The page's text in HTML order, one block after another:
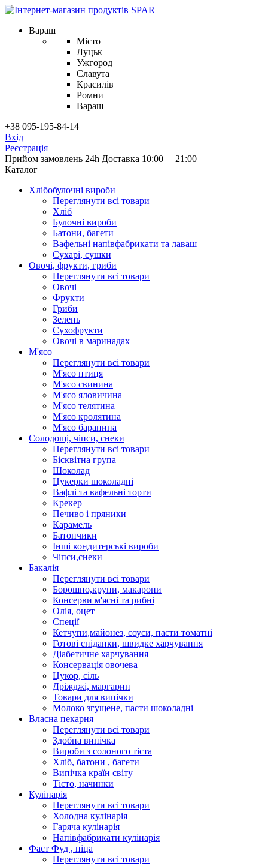
Вараш
Місто
Луцьк
Ужгород
Славута
Красилів
Ромни
Вараш
+38 095-195-84-14
Вхід
Реєстрація
Прийом замовлень 24h Доставка 10:00 —21:00
Каталог
Хлібобулочні вироби
Переглянути всі товари
Хліб
Булочні вироби
Батони, багети
Вафельні напівфабрикати та лаваш
Сухарі, сушки
Овочі, фрукти, гриби
Переглянути всі товари
Овочі
Фрукти
Гриби
Зелень
Сухофрукти
Овочі в маринадах
М'ясо
Переглянути всі товари
М'ясо птиця
М'ясо свинина
М'ясо яловичина
М'ясо телятина
М'ясо кролятина
М'ясо баранина
Солодощі, чіпси, снеки
Переглянути всі товари
Бісквітна група
Шоколад
Цукерки шоколадні
Вафлі та вафельні торти
Крекер
Печиво і пряники
Карамель
Батончики
Інші кондитерські вироби
Чіпси,снеки
Бакалія
Переглянути всі товари
Борошно,крупи, макарони
Консерви м'ясні та рибні
Олія, оцет
Спеції
Кетчупи,майонез, соуси, пасти томатні
Готові сніданки, швидке харчування
Діабетичне харчування
Консервація овочева
Цукор, сіль
Дріжджі, маргарин
Товари для випічки
Молоко згущене, пасти шоколадні
Власна пекарня
Переглянути всі товари
Здобна випічка
Вироби з солоного тіста
Хліб, батони , багети
Випічка країн світу
Тісто, начинки
Кулінарія
Переглянути всі товари
Холодна кулінарія
Гаряча кулінарія
Напівфабрикати кулінарія
Фаст Фуд , піца
Переглянути всі товари